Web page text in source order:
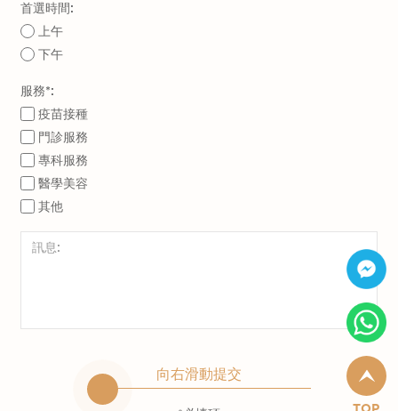
首選時間:
上午
下午
服務*:
疫苗接種
門診服務
專科服務
醫學美容
其他
向右滑動提交